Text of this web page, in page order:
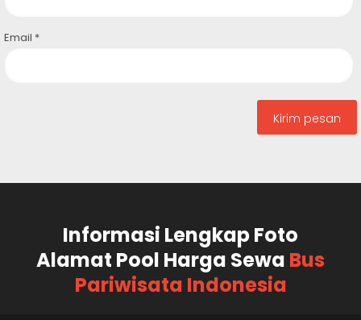
Email *
Informasi Lengkap Foto
Alamat Pool Harga Sewa Bus
Pariwisata Indonesia